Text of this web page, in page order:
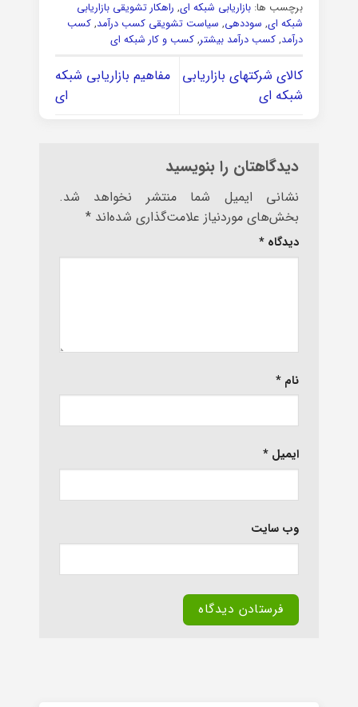
برچسب ها: بازاریابی شبکه ای, راهکار تشویقی بازاریابی
شبکه ای, سوددهی, سیاست تشویقی کسب درآمد, کسب
درآمد, کسب درآمد بیشتر, کسب و کار شبکه ای
کالای شرکتهای بازاریابی
شبکه ای
مفاهیم بازاریابی شبکه
ای
دیدگاهتان را بنویسید
نشانی ایمیل شما منتشر نخواهد شد.
بخش‌های موردنیاز علامت‌گذاری شده‌اند *
دیدگاه *
نام *
ایمیل *
وب‌ سایت